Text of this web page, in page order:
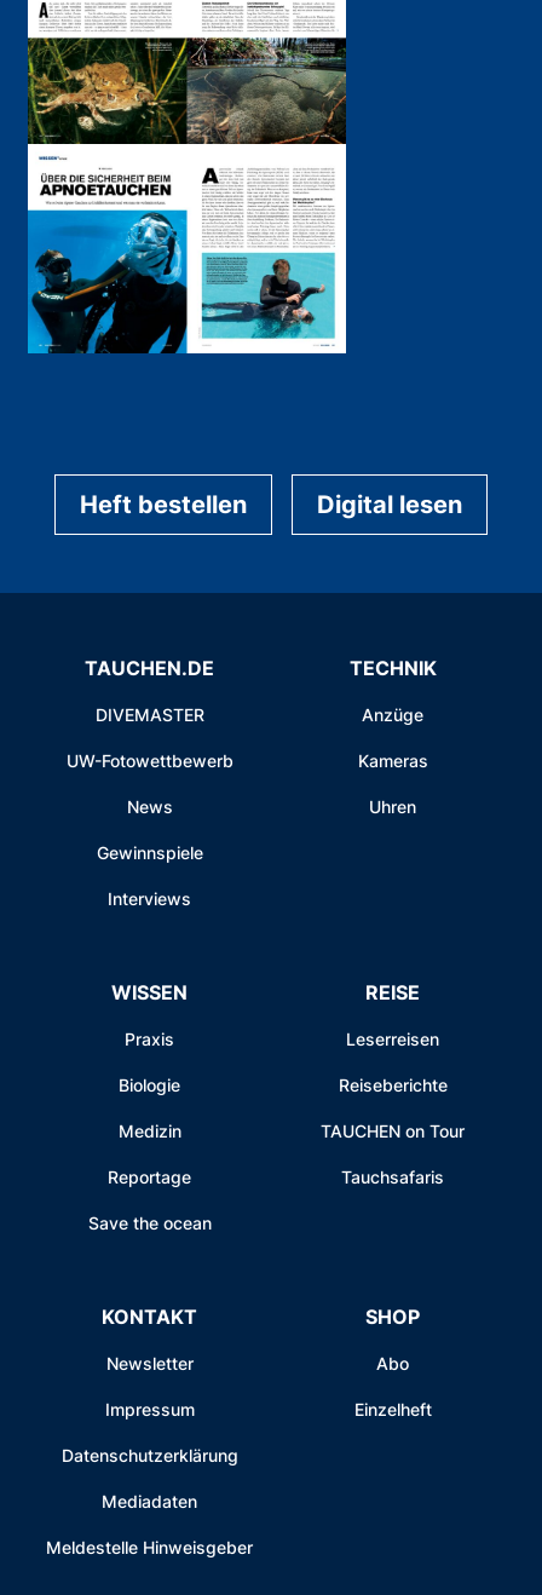
Heft bestellen Digital lesen
TAUCHEN.DE
DIVEMASTER
UW-Fotowettbewerb
News
Gewinnspiele
Interviews
TECHNIK
Anzüge
Kameras
Uhren
WISSEN
Praxis
Biologie
Medizin
Reportage
Save the ocean
REISE
Leserreisen
Reiseberichte
TAUCHEN on Tour
Tauchsafaris
KONTAKT
Newsletter
Impressum
Datenschutzerklärung
Mediadaten
Meldestelle Hinweisgeber
SHOP
Abo
Einzelheft